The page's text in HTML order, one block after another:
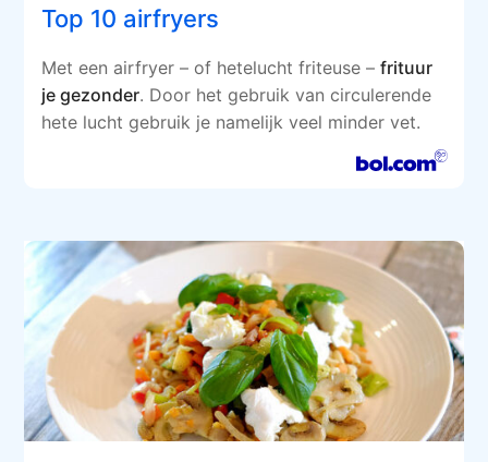
Top 10 airfryers
Met een airfryer – of hetelucht friteuse –frituur
je gezonder. Door het gebruik van circulerende
hete lucht gebruik je namelijk veel minder vet.